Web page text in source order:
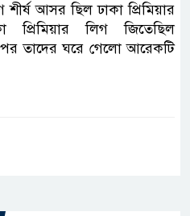
আসর ছিল ঢাকা প্রিমিয়ার
লিগ জিতেছিল
তাদের ঘরে গেলো আরেকটি